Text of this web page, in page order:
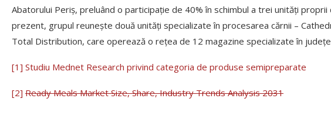
Abatorului Periș, preluând o participație de 40% în schimbul a trei unități
prezent, grupul reunește două unități specializate în procesarea cărnii –
Total Distribution, care operează o rețea de 12 magazine specializate în
[1] Studiu Mednet Research privind categoria de produse semipreparate
[2] Ready Meals Market Size, Share, Industry Trends Analysis 2031